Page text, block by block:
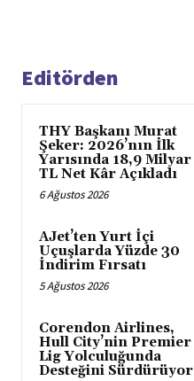
Editörden
THY Başkanı Murat
Şeker: 2026’nın İlk
Yarısında 18,9 Milyar
TL Net Kâr Açıkladı
6 Ağustos 2026
AJet’ten Yurt İçi
Uçuşlarda Yüzde 30
İndirim Fırsatı
5 Ağustos 2026
Corendon Airlines,
Hull City’nin Premier
Lig Yolculuğunda
Desteğini Sürdürüyor